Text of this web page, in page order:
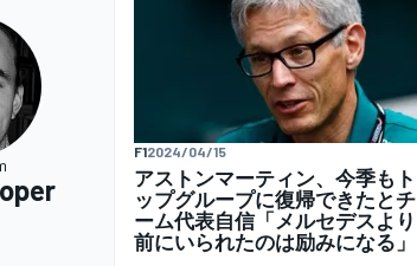
F12024/04/15
アストンマーティン、今季もト
ップグループに復帰できたとチ
ーム代表自信「メルセデスより
前にいられたのは励みになる」